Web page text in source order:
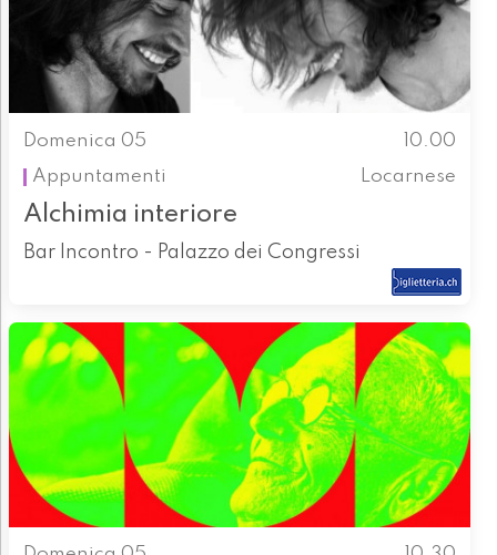
Domenica 05
10.00
Appuntamenti
Locarnese
Alchimia interiore
Bar Incontro - Palazzo dei Congressi